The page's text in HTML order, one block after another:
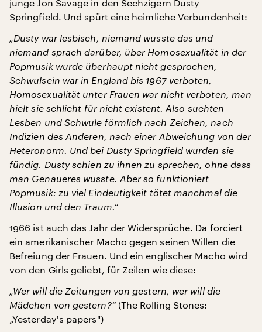
junge Jon Savage in den Sechzigern Dusty
Springfield. Und spürt eine heimliche Verbundenheit:
„Dusty war lesbisch, niemand wusste das und
niemand sprach darüber, über Homosexualität in der
Popmusik wurde überhaupt nicht gesprochen,
Schwulsein war in England bis 1967 verboten,
Homosexualität unter Frauen war nicht verboten, man
hielt sie schlicht für nicht existent. Also suchten
Lesben und Schwule förmlich nach Zeichen, nach
Indizien des Anderen, nach einer Abweichung von der
Heteronorm. Und bei Dusty Springfield wurden sie
fündig. Dusty schien zu ihnen zu sprechen, ohne dass
man Genaueres wusste. Aber so funktioniert
Popmusik: zu viel Eindeutigkeit tötet manchmal die
Illusion und den Traum.“
1966 ist auch das Jahr der Widersprüche. Da forciert
ein amerikanischer Macho gegen seinen Willen die
Befreiung der Frauen. Und ein englischer Macho wird
von den Girls geliebt, für Zeilen wie diese:
„Wer will die Zeitungen von gestern, wer will die
Mädchen von gestern?“(The Rolling Stones:
„Yesterday's papers")